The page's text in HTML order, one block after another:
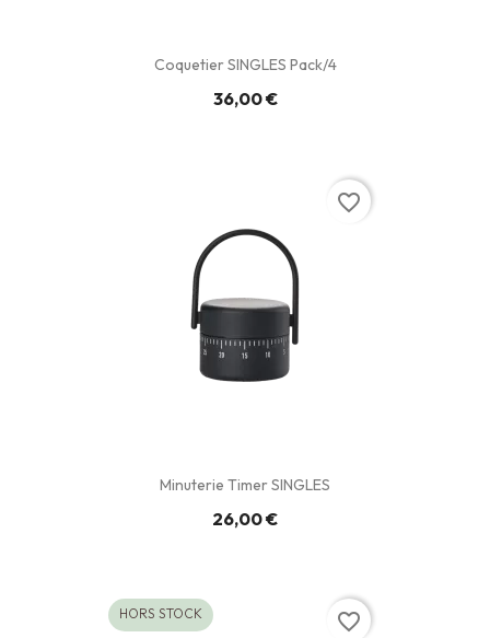
Coquetier SINGLES Pack/4
36,00 €
Minuterie Timer SINGLES
26,00 €
favorite_border
HORS STOCK favorite_border